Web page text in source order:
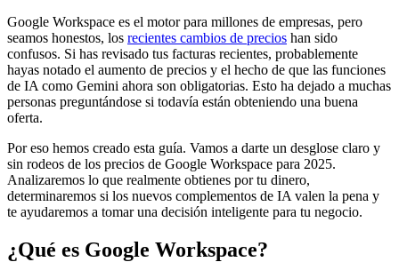
Google Workspace es el motor para millones de empresas, pero
seamos honestos, los recientes cambios de precios han sido
confusos. Si has revisado tus facturas recientes, probablemente
hayas notado el aumento de precios y el hecho de que las funciones
de IA como Gemini ahora son obligatorias. Esto ha dejado a muchas
personas preguntándose si todavía están obteniendo una buena
oferta.
Por eso hemos creado esta guía. Vamos a darte un desglose claro y
sin rodeos de los precios de Google Workspace para 2025.
Analizaremos lo que realmente obtienes por tu dinero,
determinaremos si los nuevos complementos de IA valen la pena y
te ayudaremos a tomar una decisión inteligente para tu negocio.
¿Qué es Google Workspace?